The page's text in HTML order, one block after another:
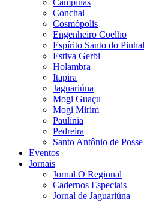
Conchal
Cosmópolis
Engenheiro Coelho
Espírito Santo do Pinhal
Estiva Gerbi
Holambra
Itapira
Jaguariúna
Mogi Guaçu
Mogi Mirim
Paulínia
Pedreira
Santo Antônio de Posse
Eventos
Jornais
Jornal O Regional
Cadernos Especiais
Jornal de Jaguariúna